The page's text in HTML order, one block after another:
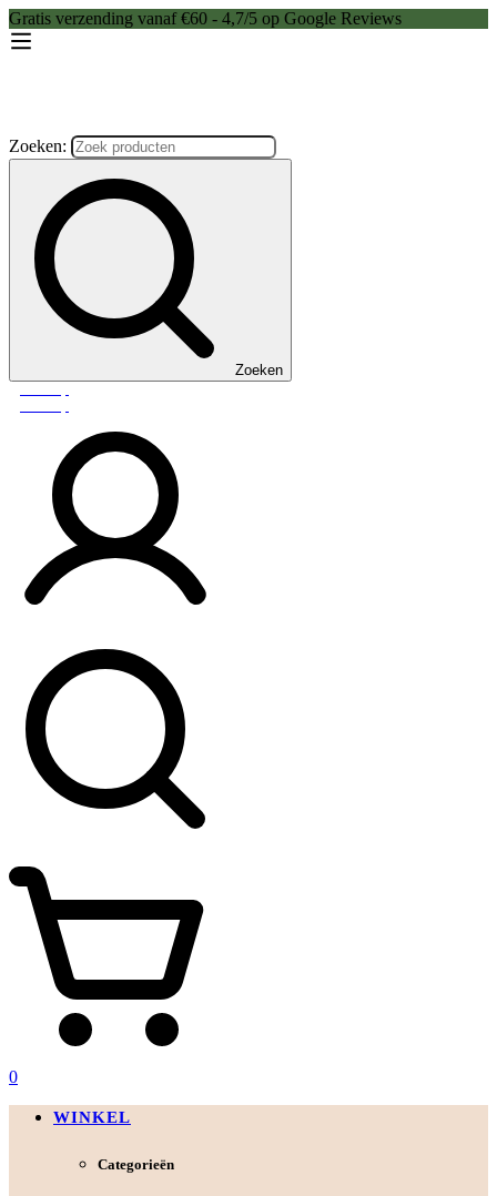
Gratis verzending vanaf €60 - 4,7/5 op Google Reviews
Zoeken:
Zoeken
0
WINKEL
Categorieën